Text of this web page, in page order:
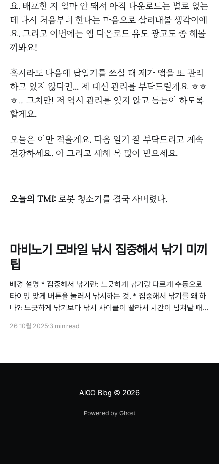
요. 배포한 지 얼마 안 돼서 아직 다운로드는 별로 없는
데 다시 처음부터 한다는 마음으로 살려내볼 생각이에
요. 그리고 이번에는 앱 다운로드 유도 광고도 좀 해볼
까봐요!
혹시라도 다음에 답일기를 쓰실 때 제가 앱을 또 관리
하고 있지 않다면... 제 대신 관리를 부탁드릴게요 ㅎㅎ
ㅎ... 그치만! 저 역시 관리를 잊지 않고 틈틈이 하도록
할게요.
오늘은 이만 적을게요. 다음 일기 잘 부탁드리고 계속
건강하세요. 아 그리고 새해 복 많이 받으세요.
오늘의 TMI: 로봇 청소기를 결국 사버렸다.
마비노기 모바일 낚시 집중해서 낚기 미끼
팁
배경 설명 * 집중해서 낚기란: 느긋하게 낚기랑 다르게 수동으로
타이밍 맞게 버튼을 눌러서 낚시하는 것. * 집중해서 낚기를 왜 하
나?: 느긋하게 낚기보다 낚시 사이클이 빨라서 시간이 넘쳐날 때
요리 가능한 물고기가 나올 확률을 높여줌. * 미끼를 왜 쓰나?: 요
26 10월 2025 3 min read
AiOO Blog © 2026
Powered by Ghost